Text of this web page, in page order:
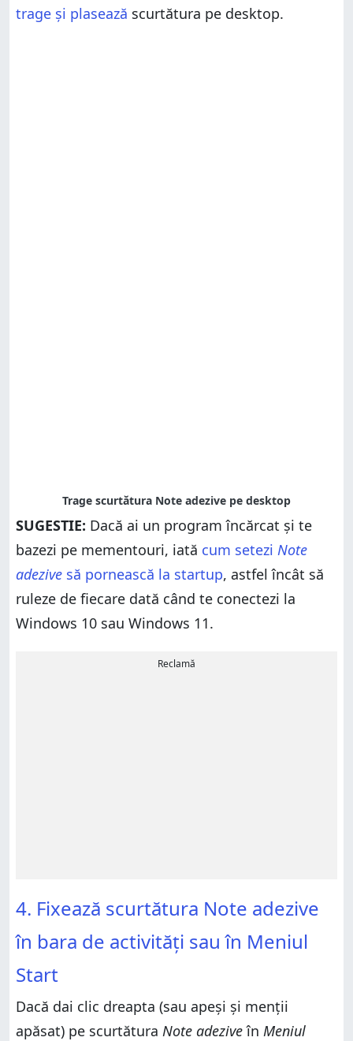
trage și plasează scurtătura pe desktop.
SUGESTIE: Dacă ai un program încărcat și te
bazezi pe mementouri, iată cum setezi Note
adezive să pornească la startup, astfel încât să
ruleze de fiecare dată când te conectezi la
Windows 10 sau Windows 11.
Reclamă
4. Fixează scurtătura Note adezive
în bara de activități sau în Meniul
Start
Dacă dai clic dreapta (sau apeși și menții
apăsat) pe scurtătura Note adeziveîn Meniul